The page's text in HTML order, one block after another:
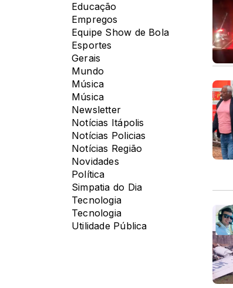
Educação
Empregos
Equipe Show de Bola
Esportes
Gerais
Mundo
Música
Música
Newsletter
Notícias Itápolis
Notícias Policias
Notícias Região
Novidades
Política
Simpatia do Dia
Tecnologia
Tecnologia
Utilidade Pública